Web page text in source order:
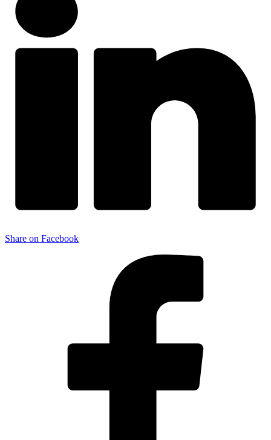
Share on Facebook